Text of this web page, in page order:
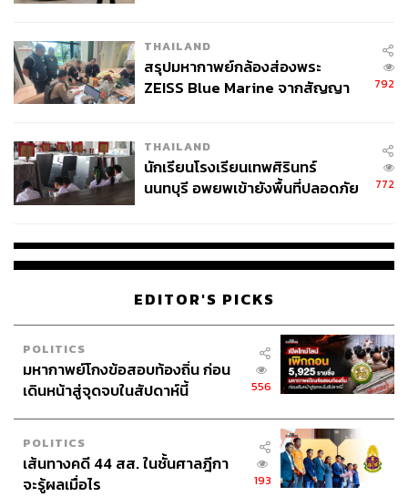
THAILAND
สรุปมหากาพย์กล้องส่องพระ
ZEISS Blue Marine จากสัญญา
จ่ายหนี้-แอบระบุแบรนด์
792
THAILAND
นักเรียนโรงเรียนเทพศิรินทร์
นนทบุรี อพยพเข้ายังพื้นที่ปลอดภัย
772
EDITOR'S PICKS
POLITICS
มหากาพย์โกงข้อสอบท้องถิ่น ก่อน
เดินหน้าสู่จุดจบในสัปดาห์นี้
556
POLITICS
เส้นทางคดี 44 สส. ในชั้นศาลฎีกา
จะรู้ผลเมื่อไร
193